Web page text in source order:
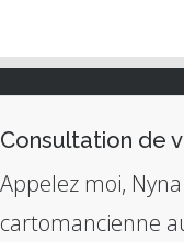
Consultation de
Appelez moi,
cartomancienne